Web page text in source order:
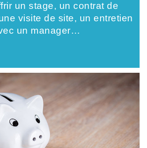
un stage, un contrat de
visite de site, un entretien
un manager…